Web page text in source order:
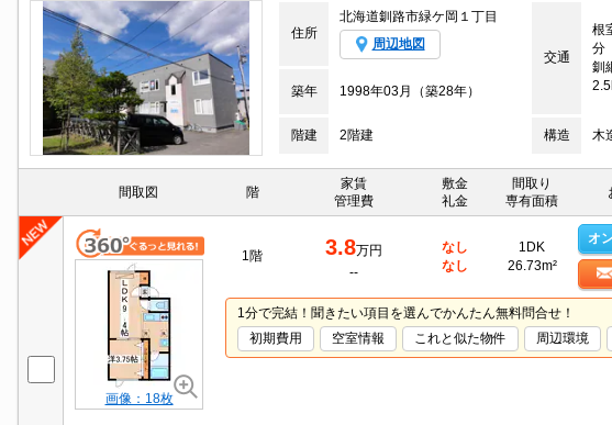
住所
北海道釧路市緑ケ岡１丁目
周辺地図
交通
根
分
釧
築年 1998年03月（築28年）
階建 2階建 構造 木
間取図 階
家賃
管理費
敷金
礼金
間取り
専有面積
画像：18枚
1階 3.8万円
--
なし
なし
1DK
26.73m²
オ
1分で完結！聞きたい項目を選んでかんたん無料問合せ！
初期費用
空室情報 これと似た物件 周辺環境